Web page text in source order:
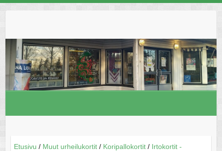
Etusivu / Muut urheilukortit/ Koripallokortit/ Irtokortit -